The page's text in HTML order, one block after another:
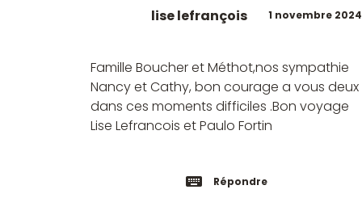
1 novembre 2024
lise lefrançois
Famille Boucher et Méthot,nos sympathie
Nancy et Cathy, bon courage a vous deux
dans ces moments difficiles .Bon voyage
Lise Lefrancois et Paulo Fortin
Répondre